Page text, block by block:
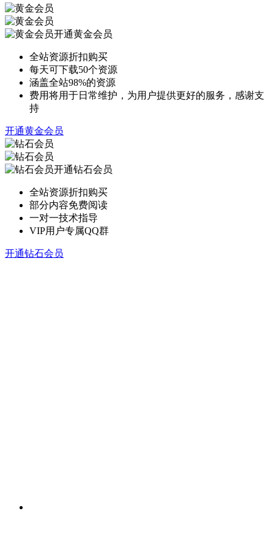
开通黄金会员
全站资源折扣购买
每天可下载50个资源
涵盖全站98%的资源
费用将用于日常维护，为用户提供更好的服务，感谢支
持
开通黄金会员
开通钻石会员
全站资源折扣购买
部分内容免费阅读
一对一技术指导
VIP用户专属QQ群
开通钻石会员